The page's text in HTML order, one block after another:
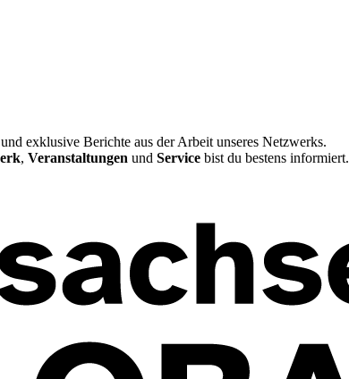
exklusive Berichte aus der Arbeit unseres Netzwerks.
, Veranstaltungen und Service bist du bestens informiert.